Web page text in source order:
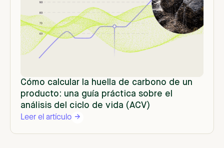
Cómo calcular la huella de carbono de un
producto: una guía práctica sobre el
análisis del ciclo de vida (ACV)
Leer el artículo